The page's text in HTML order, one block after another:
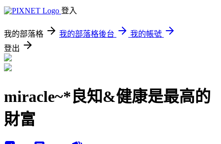
登入
我的部落格 我的部落格後台
我的帳號
登出
miracle~*良知&健康是最高的
財富